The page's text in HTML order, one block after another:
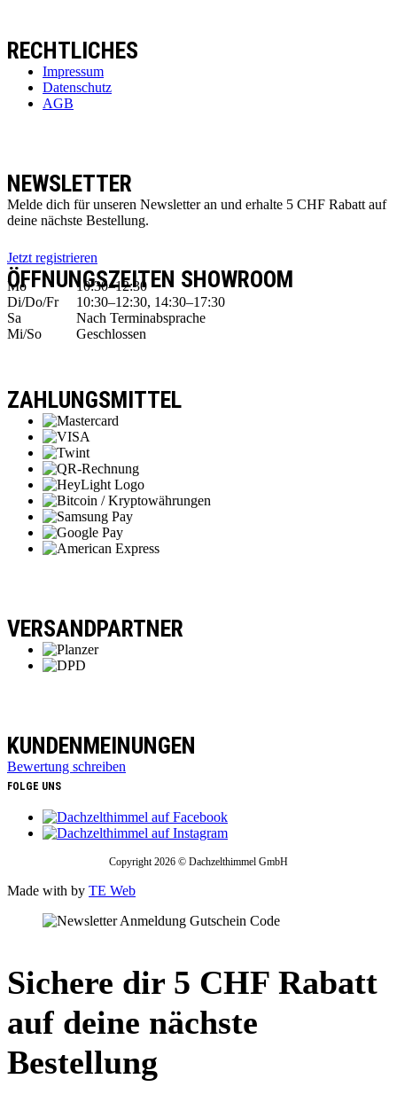
RECHTLICHES
Impressum
Datenschutz
AGB
NEWSLETTER
Melde dich für unseren Newsletter an und erhalte 5 CHF Rabatt auf
deine nächste Bestellung.
Jetzt registrieren
ÖFFNUNGSZEITEN SHOWROOM
Mo
10:30–12:30
Di/Do/Fr
10:30–12:30, 14:30–17:30
Sa
Nach Terminabsprache
Mi/So
Geschlossen
ZAHLUNGSMITTEL
VERSANDPARTNER
KUNDENMEINUNGEN
Bewertung schreiben
FOLGE UNS
Copyright 2026 © Dachzelthimmel GmbH
Made with by TE Web
Sichere dir 5 CHF Rabatt
auf deine nächste
Bestellung